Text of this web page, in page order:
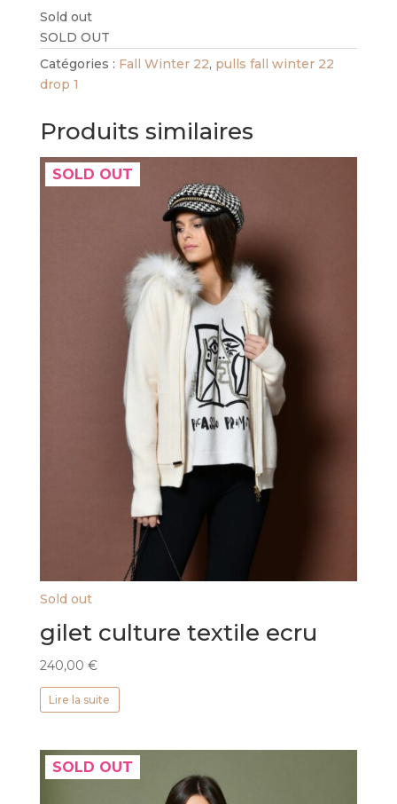
Sold out
SOLD OUT
Catégories : Fall Winter 22, pulls fall winter 22
drop 1
Produits similaires
SOLD OUT
Sold out
gilet culture textile ecru
240,00 €
Lire la suite
SOLD OUT